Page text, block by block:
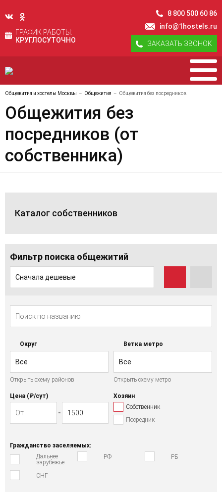
ГРАФИК РАБОТЫ:
КРУГЛОСУТОЧНО
8 800 500 60 86
info@1hostels.ru
ЗАКАЗАТЬ ЗВОНОК
Общежития и хостелы Москвы Общежития Общежития без посредников
Общежития без
посредников (от
собственника)
Каталог собственников
Фильтр поиска общежитий
Сначала дешевые
Округ
Все
Открыть схему районов
Ветка метро
Все
Открыть схему метро
Цена (₽/cут)
Хозяин
Собственник
Посредник
Гражданство заселяемых:
Дальнее
зарубежье
РФ РБ
СНГ